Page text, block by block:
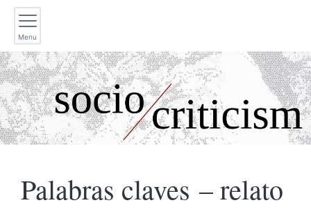
Menu
Palabras claves – relato